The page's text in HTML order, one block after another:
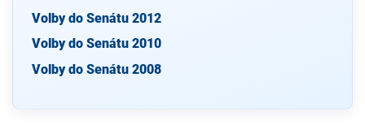
Volby do Senátu 2012
Volby do Senátu 2010
Volby do Senátu 2008